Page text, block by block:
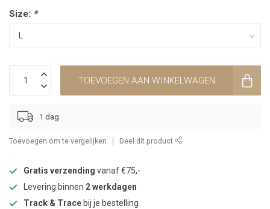
Size: *
TOEVOEGEN AAN WINKELWAGEN
1 dag
Toevoegen om te vergelijken Deel dit product
Gratis verzending vanaf €75,-
Levering binnen 2 werkdagen
Track & Trace bij je bestelling